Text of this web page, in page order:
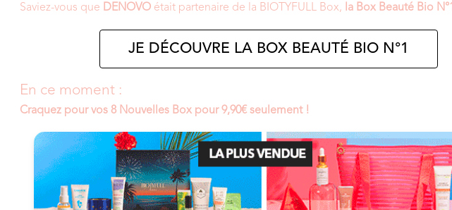
Saviez-vous que DENOVO était partenaire de la BIOTYFULL Box, la Box Beauté Bio N°1
JE DÉCOUVRE LA BOX BEAUTÉ BIO N°1
En ce moment :
Craquez pour vos 8 Nouvelles Box pour 9,90€ seulement !